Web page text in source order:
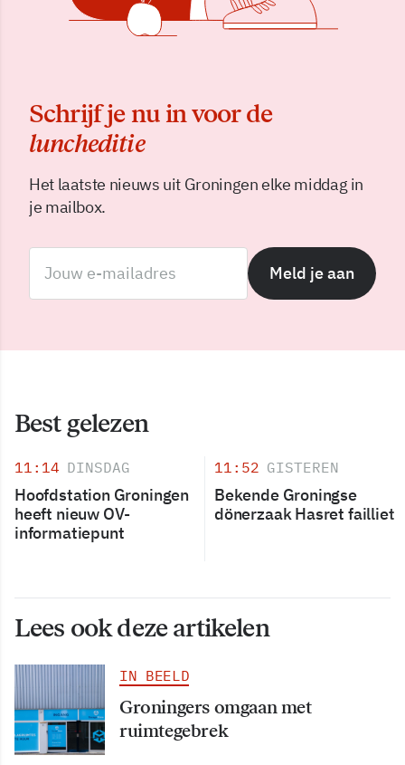
Schrijf je nu in voor de
luncheditie
Het laatste nieuws uit Groningen elke middag in
je mailbox.
Meld je aan
Best gelezen
11:14 DINSDAG
Hoofdstation Groningen
heeft nieuw OV-
informatiepunt
11:52 GISTEREN
Bekende Groningse
dönerzaak Hasret failliet
Lees ook deze artikelen
IN BEELD
Groningers omgaan met
ruimtegebrek